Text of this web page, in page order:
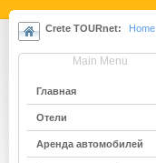
Crete TOURnet: Home
Main Menu
Главная
Отели
Аренда автомобилей